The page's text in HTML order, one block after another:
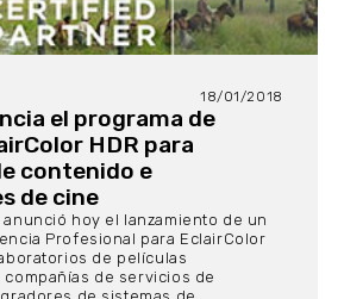
18/01/2018
el programa de
HDR para
contenido e
de cine
anunció hoy el lanzamiento de un
Profesional para EclairColor
de películas
de servicios de